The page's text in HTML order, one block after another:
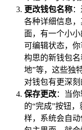
更改钱包名称
各种详细信息
面，有一个小
可编辑状态，
构思的新钱包
地”等，这些独
对钱包有更深刻
保存更改：当
的“完成”按钮
样，系统会自